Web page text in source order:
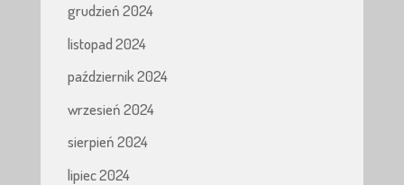
grudzień 2024
listopad 2024
październik 2024
wrzesień 2024
sierpień 2024
lipiec 2024